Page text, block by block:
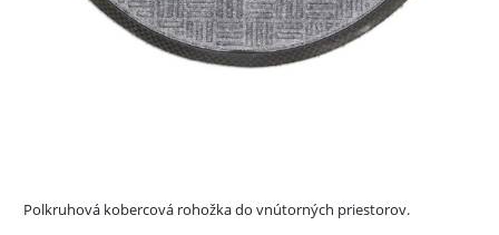
Polkruhová kobercová rohožka do vnútorných priestorov.